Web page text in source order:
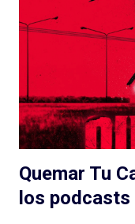
Quemar Tu
los